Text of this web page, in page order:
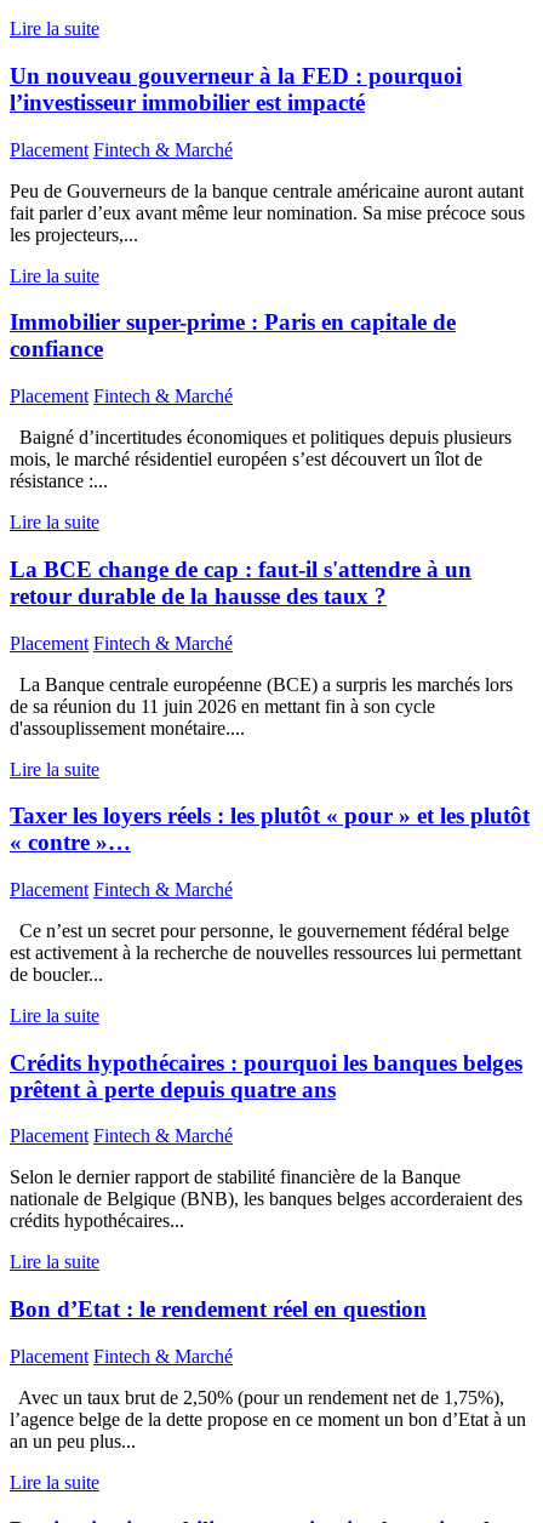
Lire la suite
Un nouveau gouverneur à la FED : pourquoi
l’investisseur immobilier est impacté
Placement Fintech & Marché
Peu de Gouverneurs de la banque centrale américaine auront autant
fait parler d’eux avant même leur nomination. Sa mise précoce sous
les projecteurs,...
Lire la suite
Immobilier super-prime : Paris en capitale de
confiance
Placement Fintech & Marché
Baigné d’incertitudes économiques et politiques depuis plusieurs
mois, le marché résidentiel européen s’est découvert un îlot de
résistance :...
Lire la suite
La BCE change de cap : faut-il s'attendre à un
retour durable de la hausse des taux ?
Placement Fintech & Marché
La Banque centrale européenne (BCE) a surpris les marchés lors
de sa réunion du 11 juin 2026 en mettant fin à son cycle
d'assouplissement monétaire....
Lire la suite
Taxer les loyers réels : les plutôt « pour » et les plutôt
« contre »…
Placement Fintech & Marché
Ce n’est un secret pour personne, le gouvernement fédéral belge
est activement à la recherche de nouvelles ressources lui permettant
de boucler...
Lire la suite
Crédits hypothécaires : pourquoi les banques belges
prêtent à perte depuis quatre ans
Placement Fintech & Marché
Selon le dernier rapport de stabilité financière de la Banque
nationale de Belgique (BNB), les banques belges accorderaient des
crédits hypothécaires...
Lire la suite
Bon d’Etat : le rendement réel en question
Placement Fintech & Marché
Avec un taux brut de 2,50% (pour un rendement net de 1,75%),
l’agence belge de la dette propose en ce moment un bon d’Etat à un
an un peu plus...
Lire la suite